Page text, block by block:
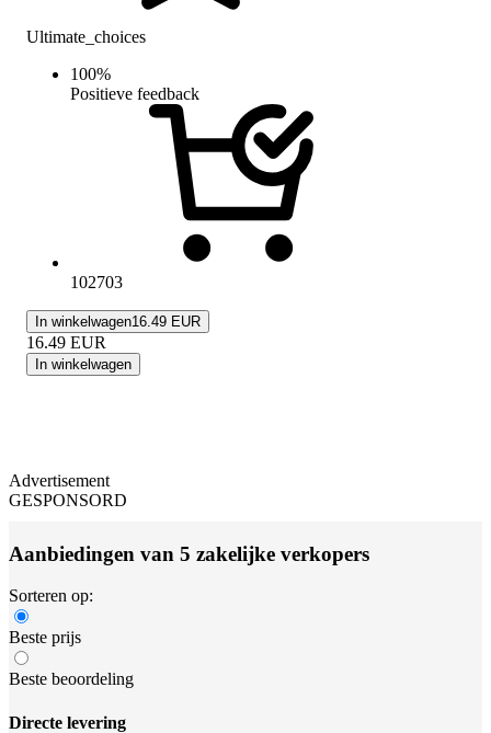
Ultimate_choices
100%
Positieve feedback
102703
In winkelwagen16.49 EUR
16.49 EUR
In winkelwagen
Advertisement
GESPONSORD
Aanbiedingen van 5 zakelijke verkopers
Sorteren op:
Beste prijs
Beste beoordeling
Directe levering